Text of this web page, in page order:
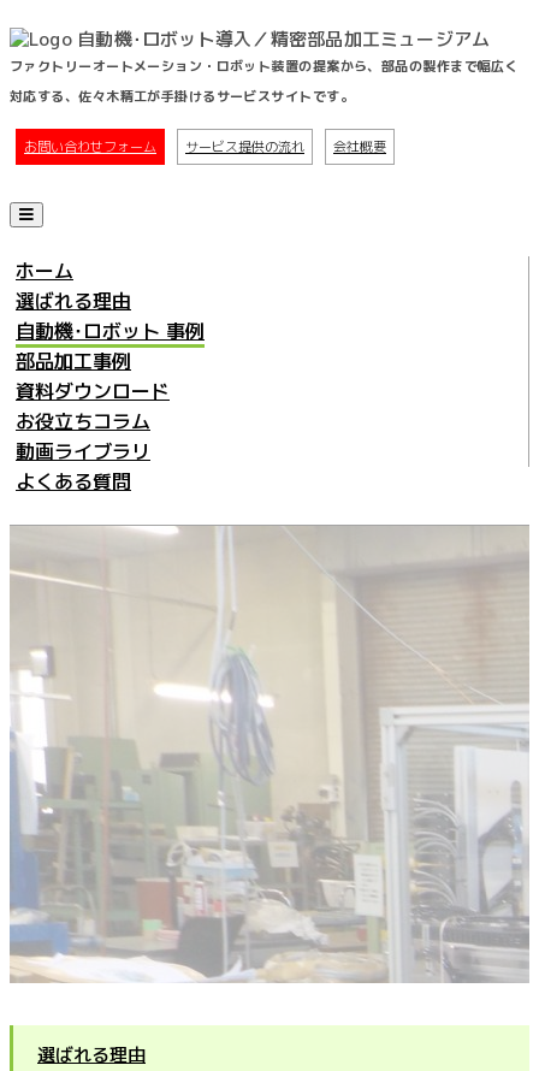
自動機･ロボット導入／精密部品加工ミュージアム
ファクトリーオートメーション・ロボット装置の提案から、部品の製作まで幅広く
対応する、佐々木精工が手掛けるサービスサイトです。
お問い合わせフォーム サービス提供の流れ 会社概要
コ
テ
ン
ツ
へ
ス
キ
ッ
プ
ホーム
選ばれる理由
自動機･ロボット 事例
部品加工事例
資料ダウンロード
お役立ちコラム
動画ライブラリ
よくある質問
選ばれる理由